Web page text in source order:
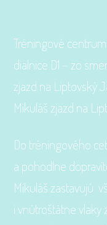
Tréningové
dialnice D1 – zo
zjazd na Liptovský
Mikuláš zjazd na
Do tréningového
a pohodlne
Mikuláš zastavujú
i vnútroštátne vlaky